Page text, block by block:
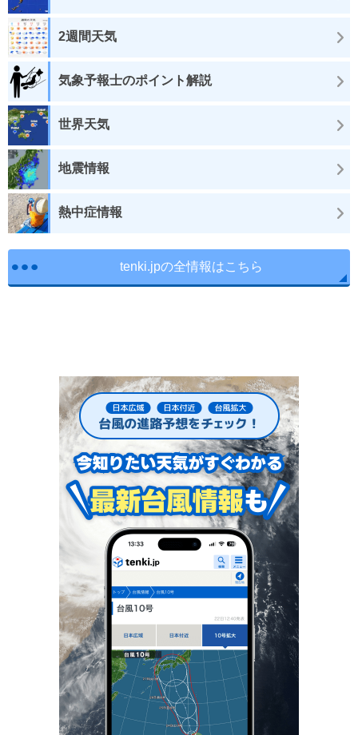
2週間天気
気象予報士のポイント解説
世界天気
地震情報
熱中症情報
tenki.jpの全情報はこちら